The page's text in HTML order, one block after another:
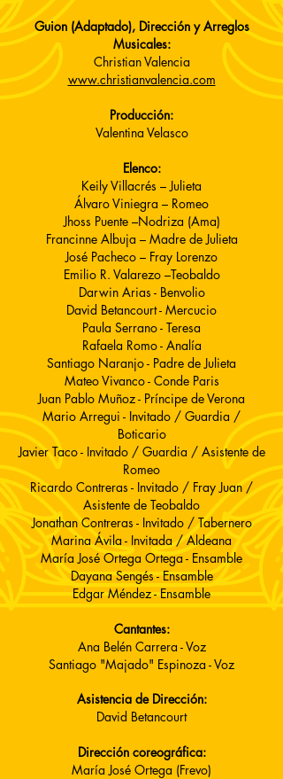
Guion (Adaptado), Dirección y Arreglos
Musicales:
Christian Valencia
www.christianvalencia.com
Producción:
Valentina Velasco
Elenco:
Keily Villacrés – Julieta
Álvaro Viniegra – Romeo
Jhoss Puente –Nodriza (Ama)
Francinne Albuja – Madre de Julieta
José Pacheco – Fray Lorenzo
Emilio R. Valarezo –Teobaldo
Darwin Arias - Benvolio
David Betancourt - Mercucio
Paula Serrano - Teresa
Rafaela Romo - Analía
Santiago Naranjo - Padre de Julieta
Mateo Vivanco - Conde Paris
Juan Pablo Muñoz - Príncipe de Verona
Mario Arregui - Invitado / Guardia /
Boticario
Javier Taco - Invitado / Guardia / Asistente de
Romeo
Ricardo Contreras - Invitado / Fray Juan /
Asistente de Teobaldo
Jonathan Contreras - Invitado / Tabernero
Marina Ávila - Invitada / Aldeana
María José Ortega Ortega - Ensamble
Dayana Sengés - Ensamble
Edgar Méndez - Ensamble
Cantantes:
Ana Belén Carrera - Voz
Santiago "Majado" Espinoza - Voz
Asistencia de Dirección:
David Betancourt
Dirección coreográfica:
María José Ortega (Frevo)